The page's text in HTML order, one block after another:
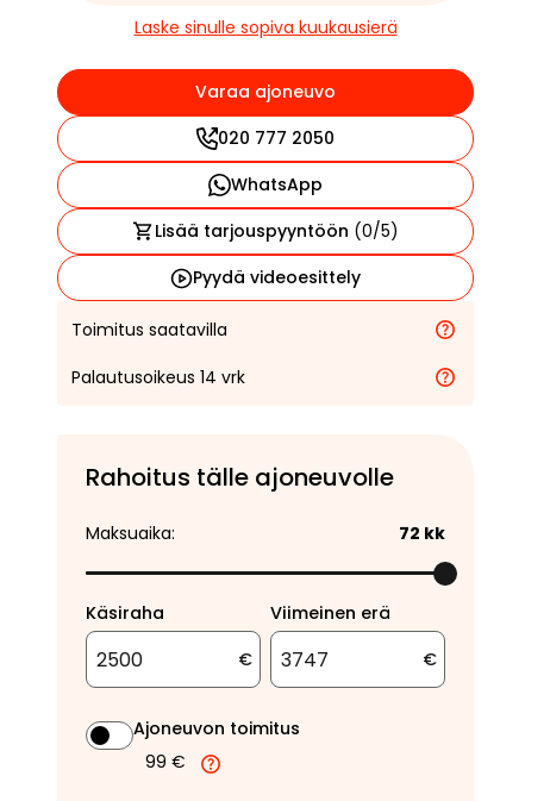
Laske sinulle sopiva kuukausierä
Varaa ajoneuvo
020 777 2050
WhatsApp
Lisää tarjouspyyntöön (0/5)
Pyydä videoesittely
Toimitus saatavilla
Palautusoikeus 14 vrk
Rahoitus tälle ajoneuvolle
Maksuaika: 72 kk
Käsiraha
€
Viimeinen erä
€
Ajoneuvon toimitus
99 €